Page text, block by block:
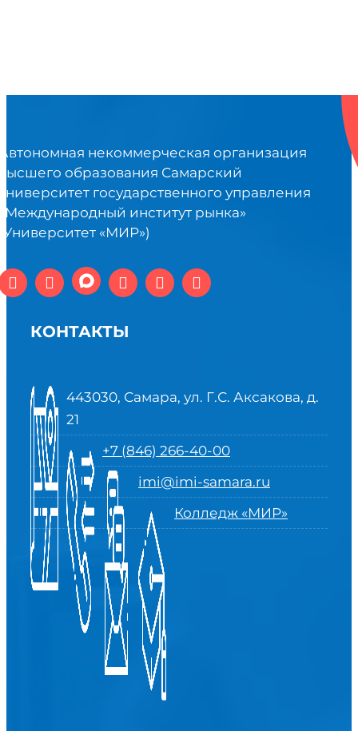
некоммерческая организация
образования Самарский
государственного управления
институт рынка»
«МИР»)
КОНТАКТЫ
443030, Самара, ул. Г.С. Аксакова, д.
21
+7 (846) 266-40-00
imi@imi-samara.ru
Колледж «МИР»